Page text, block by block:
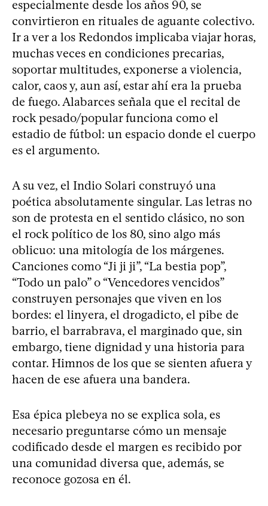
especialmente desde los años 90, se
convirtieron en rituales de aguante colectivo.
Ir a ver a los Redondos implicaba viajar horas,
muchas veces en condiciones precarias,
soportar multitudes, exponerse a violencia,
calor, caos y, aun así, estar ahí era la prueba
de fuego. Alabarces señala que el recital de
rock pesado/popular funciona como el
estadio de fútbol: un espacio donde el cuerpo
es el argumento.
A su vez, el Indio Solari construyó una
poética absolutamente singular. Las letras no
son de protesta en el sentido clásico, no son
el rock político de los 80, sino algo más
oblicuo: una mitología de los márgenes.
Canciones como “Ji ji ji”, “La bestia pop”,
“Todo un palo” o “Vencedores vencidos”
construyen personajes que viven en los
bordes: el linyera, el drogadicto, el pibe de
barrio, el barrabrava, el marginado que, sin
embargo, tiene dignidad y una historia para
contar. Himnos de los que se sienten afuera y
hacen de ese afuera una bandera.
Esa épica plebeya no se explica sola, es
necesario preguntarse cómo un mensaje
codificado desde el margen es recibido por
una comunidad diversa que, además, se
reconoce gozosa en él.